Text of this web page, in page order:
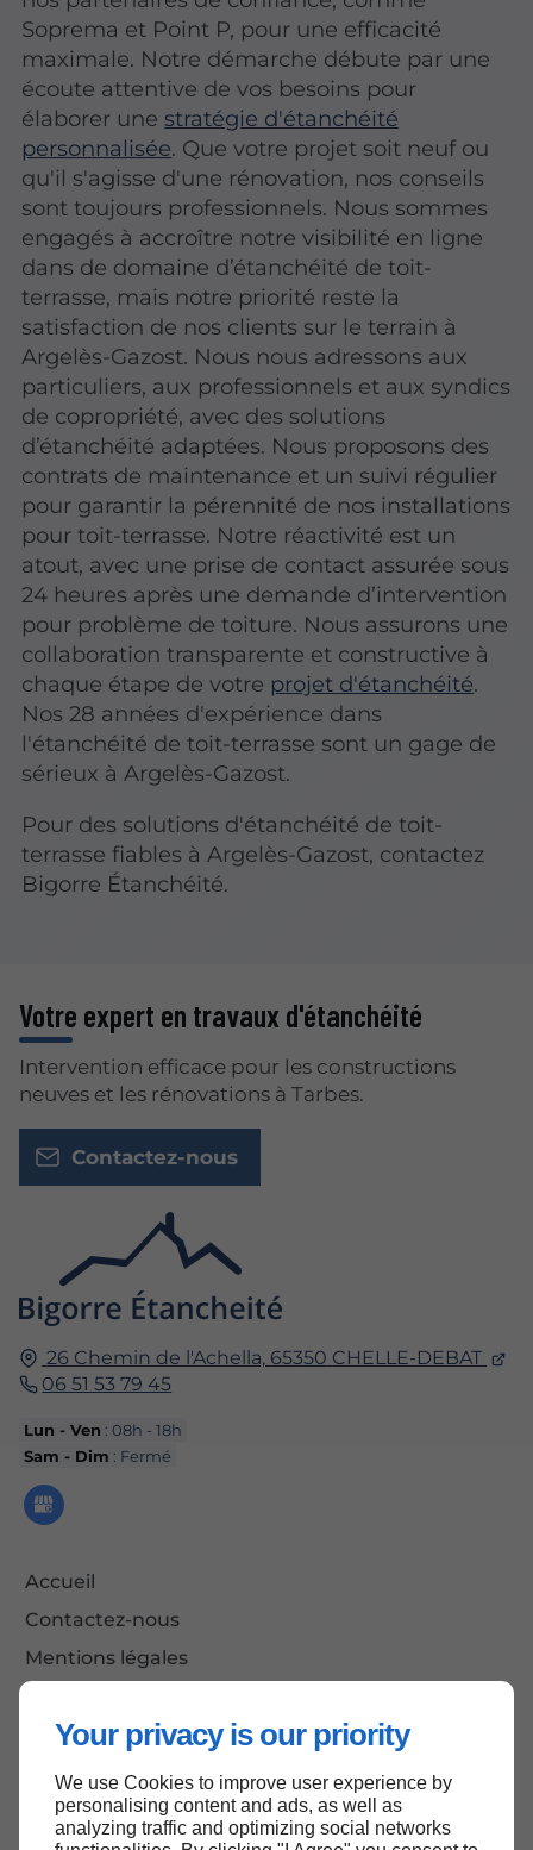
Your privacy is our priority
We use Cookies to improve user experience by
personalising content and ads, as well as
analyzing traffic and optimizing social networks
Soprema et Point P, pour une efficacité
maximale. Notre démarche débute par une
écoute attentive de vos besoins pour
élaborer une stratégie d'étanchéité
personnalisée. Que votre projet soit neuf ou
qu'il s'agisse d'une rénovation, nos conseils
sont toujours professionnels. Nous sommes
engagés à accroître notre visibilité en ligne
dans de domaine d’étanchéité de toit-
terrasse, mais notre priorité reste la
satisfaction de nos clients sur le terrain à
Argelès-Gazost. Nous nous adressons aux
particuliers, aux professionnels et aux syndics
de copropriété, avec des solutions
d’étanchéité adaptées. Nous proposons des
contrats de maintenance et un suivi régulier
pour garantir la pérennité de nos installations
pour toit-terrasse. Notre réactivité est un
atout, avec une prise de contact assurée sous
24 heures après une demande d’intervention
pour problème de toiture. Nous assurons une
collaboration transparente et constructive à
chaque étape de votre projet d'étanchéité.
Nos 28 années d'expérience dans
l'étanchéité de toit-terrasse sont un gage de
sérieux à Argelès-Gazost.
Pour des solutions d'étanchéité de toit-
terrasse fiables à Argelès-Gazost, contactez
Bigorre Étanchéité.
26 Chemin de l'Achella, 65350 CHELLE-DEBAT
06 51 53 79 45
Lun - Ven : 08h - 18h
Sam - Dim : Fermé
Accueil
Contactez-nous
Mentions légales
Votre expert en travaux d'étanchéité
Intervention efficace pour les constructions
neuves et les rénovations à Tarbes.
Contactez-nous
Haut de page